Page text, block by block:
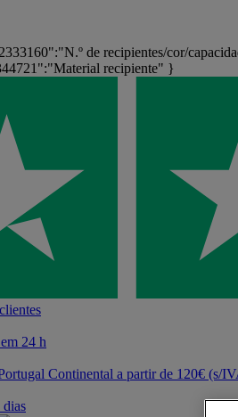
de recipientes/cor/
recipiente" }
24 h
Continental a partir de 120€ (s/
dias